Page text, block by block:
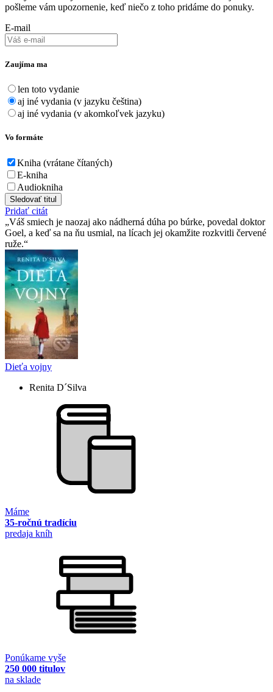
pošleme vám upozornenie, keď niečo z toho pridáme do ponuky.
E-mail
Zaujíma ma
len toto vydanie
aj iné vydania (v jazyku čeština)
aj iné vydania (v akomkoľvek jazyku)
Vo formáte
Kniha (vrátane čítaných)
E-kniha
Audiokniha
Sledovať titul
Pridať citát
Váš smiech je naozaj ako nádherná dúha po búrke, povedal doktor
Goel, a keď sa na ňu usmial, na lícach jej okamžite rozkvitli červené
ruže.
Dieťa vojny
Renita D´Silva
Máme
35-ročnú tradíciu
predaja kníh
Ponúkame vyše
250 000 titulov
na sklade